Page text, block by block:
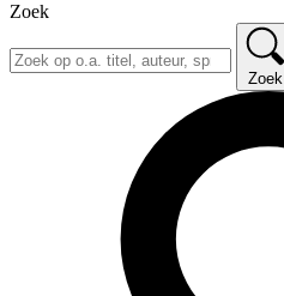
Zoek
Zoek